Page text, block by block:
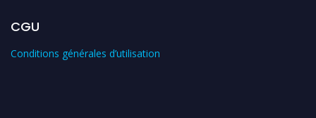
CGU
Conditions générales d’utilisation